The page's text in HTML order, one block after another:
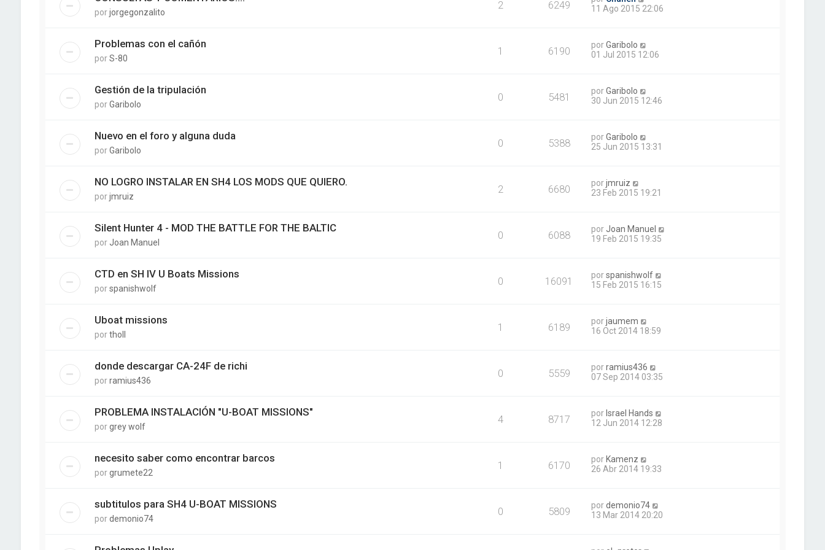
porjorgegonzalito
2 6249
11 Ago 2015 22:06
Problemas con el cañón
porS-80
1 6190 porGaribolo
01 Jul 2015 12:06
Gestión de la tripulación
porGaribolo
0 5481 porGaribolo
30 Jun 2015 12:46
Nuevo en el foro y alguna duda
porGaribolo
0 5388 porGaribolo
25 Jun 2015 13:31
NO LOGRO INSTALAR EN SH4 LOS MODS QUE QUIERO.
porjmruiz
2 6680 porjmruiz
23 Feb 2015 19:21
Silent Hunter 4 - MOD THE BATTLE FOR THE BALTIC
por Joan Manuel
0 6088 por Joan Manuel
19 Feb 2015 19:35
CTD en SH IV U Boats Missions
porspanishwolf
0 16091 porspanishwolf
15 Feb 2015 16:15
Uboat missions
portholl
1 6189 porjaumem
16 Oct 2014 18:59
donde descargar CA-24F de richi
porramius436
0 5559 porramius436
07 Sep 2014 03:35
PROBLEMA INSTALACIÓN "U-BOAT MISSIONS"
porgrey wolf
4 8717 por Israel Hands
12 Jun 2014 12:28
necesito saber como encontrar barcos
porgrumete22
1 6170 por Kamenz
26 Abr 2014 19:33
subtitulos para SH4 U-BOAT MISSIONS
pordemonio74
0 5809 pordemonio74
13 Mar 2014 20:20